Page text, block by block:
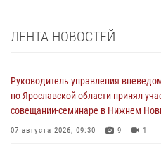
ЛЕНТА НОВОСТЕЙ
Руководитель управления
по Ярославской области принял
совещании-семинаре в Нижнем
07 августа 2026, 09:30 9 1